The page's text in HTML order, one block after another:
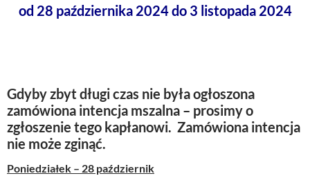
od 28 października 2024 do 3 listopada 2024
Gdyby zbyt długi czas nie była ogłoszona
zamówiona intencja mszalna – prosimy o
zgłoszenie tego kapłanowi. Zamówiona intencja
nie może zginąć.
Poniedziałek – 28 październik